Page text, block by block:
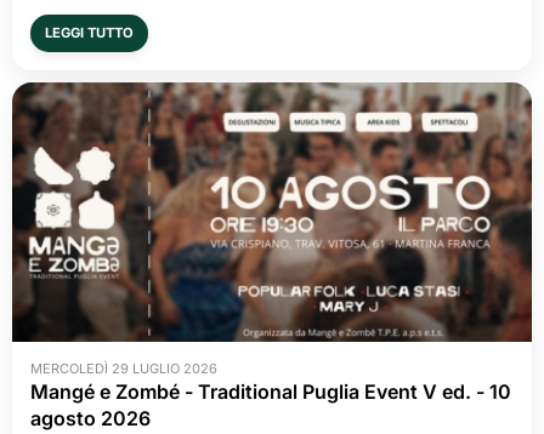
LEGGI TUTTO
MERCOLEDÌ 29 LUGLIO 2026
Mangé e Zombé - Traditional Puglia Event V ed. - 10
agosto 2026